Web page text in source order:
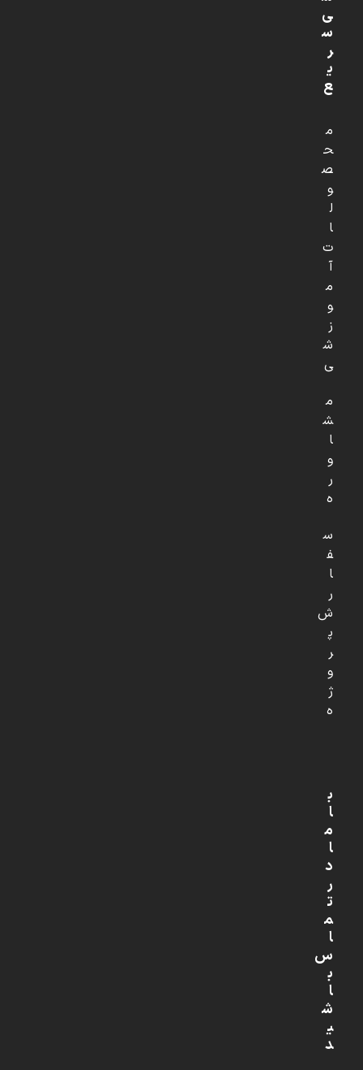
ی
س
ر
ی
ع
م
ح
ص
و
ل
ا
ت
آ
م
و
ز
ش
ی
م
ش
ا
و
ر
ه
س
ف
ا
ر
ش
پ
ر
و
ژ
ه
ب
ا
م
ا
د
ر
ت
م
ا
س
ب
ا
ش
ی
د